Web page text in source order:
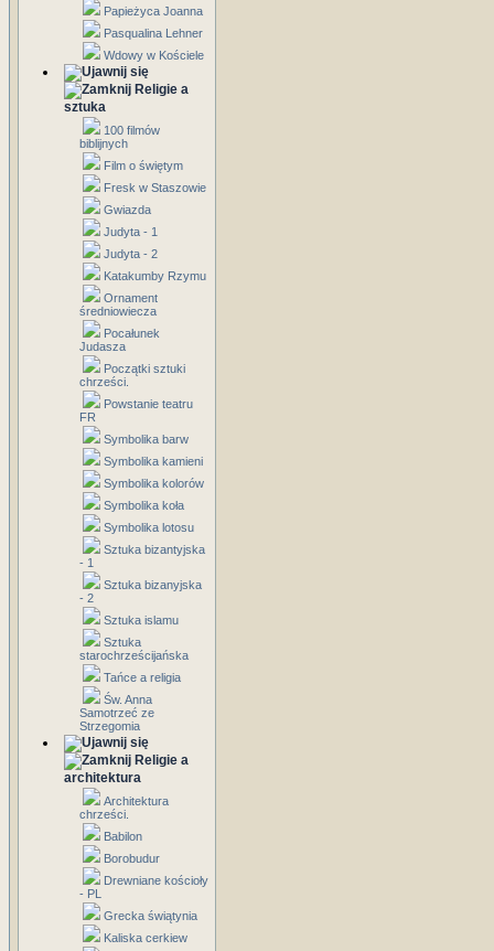
Papieżyca Joanna
Pasqualina Lehner
Wdowy w Kościele
Religie a
sztuka
100 filmów
biblijnych
Film o świętym
Fresk w Staszowie
Gwiazda
Judyta - 1
Judyta - 2
Katakumby Rzymu
Ornament
średniowiecza
Pocałunek
Judasza
Początki sztuki
chrześci.
Powstanie teatru
FR
Symbolika barw
Symbolika kamieni
Symbolika kolorów
Symbolika koła
Symbolika lotosu
Sztuka bizantyjska
- 1
Sztuka bizanyjska
- 2
Sztuka islamu
Sztuka
starochrześcijańska
Tańce a religia
Św. Anna
Samotrzeć ze
Strzegomia
Religie a
architektura
Architektura
chrześci.
Babilon
Borobudur
Drewniane kościoły
- PL
Grecka świątynia
Kaliska cerkiew